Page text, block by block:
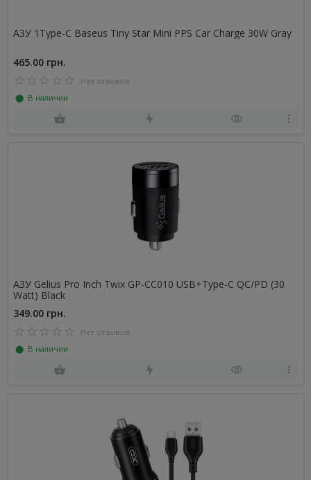
АЗУ 1Type-C Baseus Tiny Star Mini PPS Car Charge 30W Gray
465.00 грн.
Нет отзывов
⬤ В наличии
АЗУ Gelius Pro Inch Twix GP-CC010 USB+Type-C QC/PD (30
Watt) Black
349.00 грн.
Нет отзывов
⬤ В наличии